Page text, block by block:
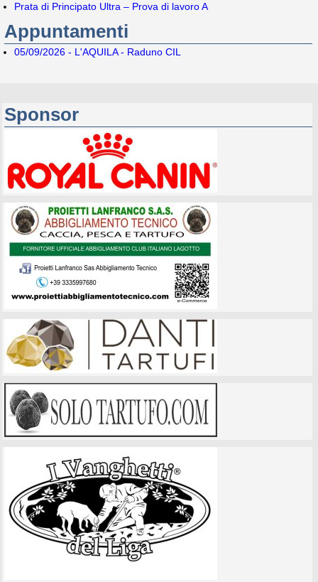
Prata di Principato Ultra – Prova di lavoro A
Appuntamenti
05/09/2026 - L'AQUILA - Raduno CIL
Sponsor